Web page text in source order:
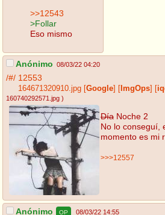
>>12543
>Follar
Eso mismo
Anónimo 08/03/22 04:20
/#/ 12553
164671320910.jpg Google ImgOps
160740292571.jpg )
Día Noche 2
No lo conseguí,
momento es mi
>>>12557
Anónimo OP 08/03/22 14:55